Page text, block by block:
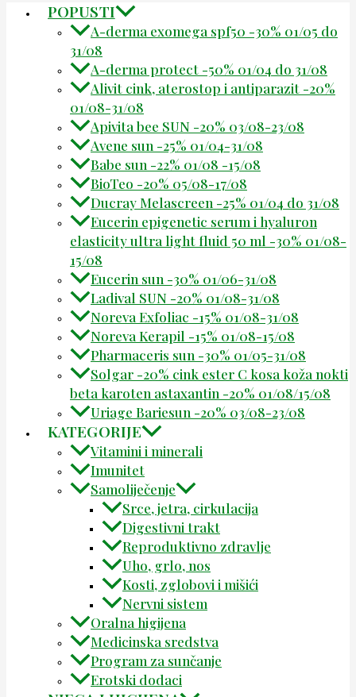
POPUSTI
A-derma exomega spf50 -30% 01/05 do
31/08
A-derma protect -50% 01/04 do 31/08
Alivit cink, aterostop i antiparazit -20%
01/08-31/08
Apivita bee SUN -20% 03/08-23/08
Avene sun -25% 01/04-31/08
Babe sun -22% 01/08 -15/08
BioTeo -20% 05/08-17/08
Ducray Melascreen -25% 01/04 do 31/08
Eucerin epigenetic serum i hyaluron
elasticity ultra light fluid 50 ml -30% 01/08-
15/08
Eucerin sun -30% 01/06-31/08
Ladival SUN -20% 01/08-31/08
Noreva Exfoliac -15% 01/08-31/08
Noreva Kerapil -15% 01/08-15/08
Pharmaceris sun -30% 01/05-31/08
Solgar -20% cink ester C kosa koža nokti
beta karoten astaxantin -20% 01/08/15/08
Uriage Bariesun -20% 03/08-23/08
KATEGORIJE
Vitamini i minerali
Imunitet
Samoliječenje
Srce, jetra, cirkulacija
Digestivni trakt
Reproduktivno zdravlje
Uho, grlo, nos
Kosti, zglobovi i mišići
Nervni sistem
Oralna higijena
Medicinska sredstva
Program za sunčanje
Erotski dodaci